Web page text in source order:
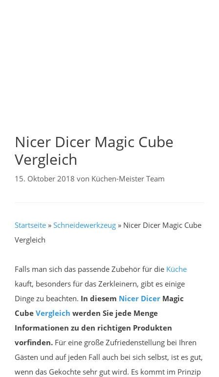
Nicer Dicer Magic Cube
Vergleich
15. Oktober 2018 von Küchen-Meister Team
Startseite » Schneidewerkzeug » Nicer Dicer Magic Cube
Vergleich
Falls man sich das passende Zubehör für die Küche
kauft, besonders für das Zerkleinern, gibt es einige
Dinge zu beachten. In diesem Nicer Dicer Magic
Cube Vergleich werden Sie jede Menge
Informationen zu den richtigen Produkten
vorfinden. Für eine große Zufriedenstellung bei Ihren
Gästen und auf jeden Fall auch bei sich selbst, ist es gut,
wenn das Gekochte sehr gut wird. Es kommt im Prinzip